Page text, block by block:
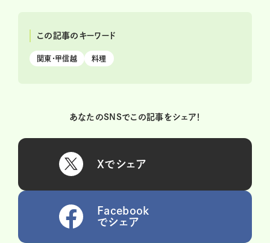
この記事のキーワード
関東・甲信越 料理
あなたのSNSでこの記事をシェア！
Xでシェア
Facebook
でシェア